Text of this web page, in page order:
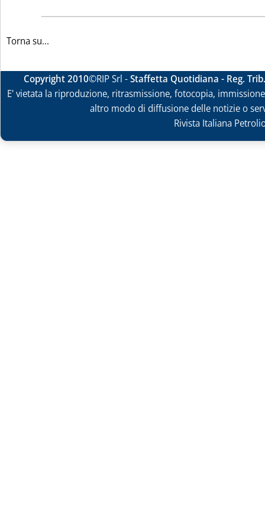
Torna su...
Copyright 2010©RIP Srl -Staffetta Quotidiana - Reg.
E' vietata la riproduzione, ritrasmissione, fotocopia,
altro modo di diffusione delle notizie o
Rivista Italiana